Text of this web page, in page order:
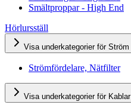
Smältproppar - High End
Hörlursställ
Visa underkategorier för Ström
Strömfördelare, Nätfilter
Visa underkategorier för Kablar